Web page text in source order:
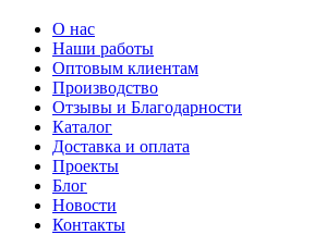
О нас
Наши работы
Оптовым клиентам
Производство
Отзывы и Благодарности
Каталог
Доставка и оплата
Проекты
Блог
Новости
Контакты